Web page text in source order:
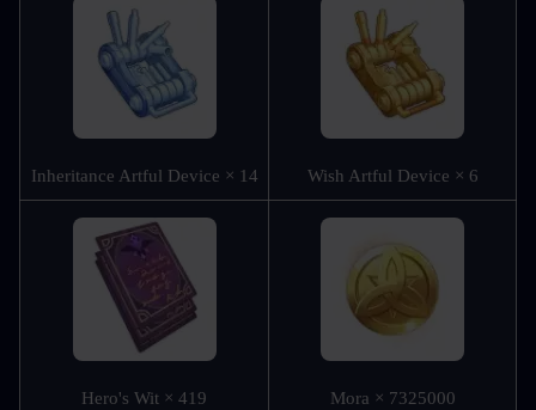
Inheritance Artful Device × 14 Wish Artful Device × 6
Hero's Wit × 419 Mora × 7325000